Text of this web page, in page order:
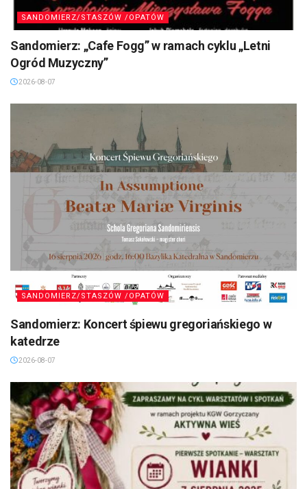
SANDOMIERZ/STASZÓW /OPATÓW
Sandomierz: „Cafe Fogg” w ramach cyklu „Letni
Ogród Muzyczny”
2026-08-07
SANDOMIERZ/STASZÓW /OPATÓW
Sandomierz: Koncert śpiewu gregoriańskiego w
katedrze
2026-08-07